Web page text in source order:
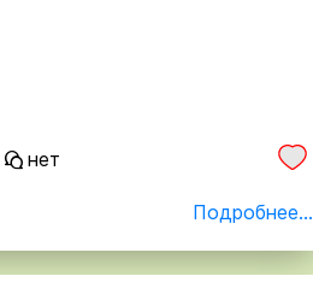
нет
Подробнее...